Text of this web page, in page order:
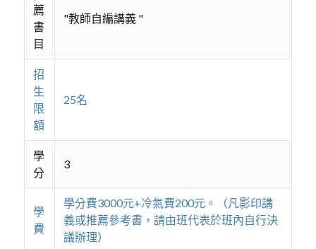
薦
書
目
"教師自編講義 "
招
生
限
額
25名
學
分
3
學
費
學分費3000元+冷氣費200元。（凡影印講
義或推薦參考書，請由班代表於班內自行決
議辦理）